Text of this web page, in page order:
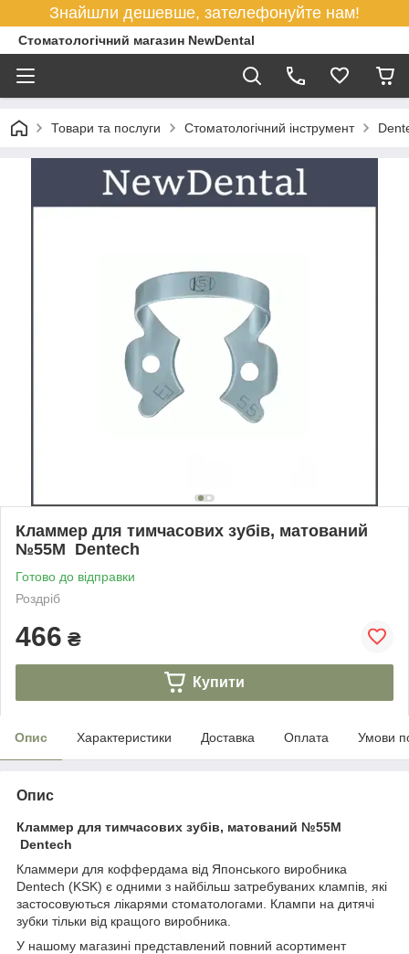
Знайшли дешевше, зателефонуйте нам!
Стоматологічний магазин NewDental
Товари та послуги Стоматологічний інструмент
Кламмер для тимчасових зубів, матований
№55М Dentech
Готово до відправки
Роздріб
466 ₴
Купити
Опис Характеристики Доставка Оплата Умови
Опис
Кламмер для тимчасових зубів, матований №55М
Dentech
Кламмери для коффердама від Японського виробника
Dentech (KSK) є одними з найбільш затребуваних клампів, які
застосовуються лікарями стоматологами. Клампи на дитячі
зубки тільки від кращого виробника.
У нашому магазині представлений повний асортимент